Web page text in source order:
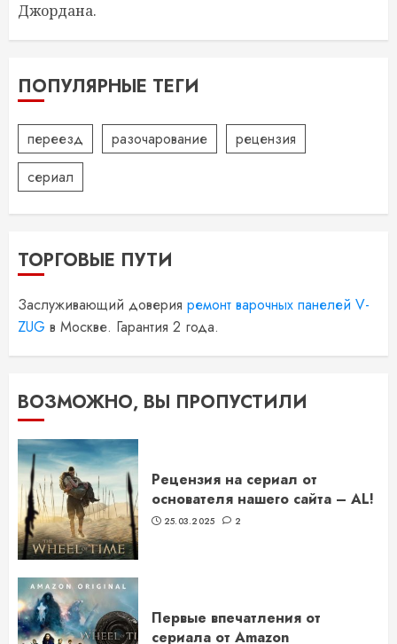
Джордана.
ПОПУЛЯРНЫЕ ТЕГИ
переезд разочарование
рецензия
сериал
ТОРГОВЫЕ ПУТИ
Заслуживающий доверия ремонт варочных панелей V-
ZUG в Москве. Гарантия 2 года.
ВОЗМОЖНО, ВЫ ПРОПУСТИЛИ
Рецензия на сериал от
основателя нашего сайта – AL!
25.03.2025 2
Первые впечатления от
сериала от Amazon